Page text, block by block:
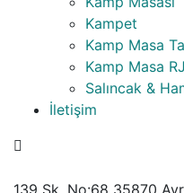
Kampet
Kamp Masa
Kamp Masa
Salıncak &
İletişim
139 Sk. No:68 35870